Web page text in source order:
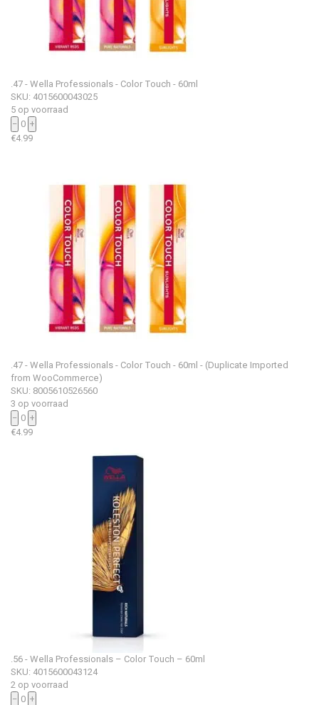
.47 - Wella Professionals - Color Touch - 60ml
SKU: 4015600043025
5 op voorraad
− 0 +
€4.99
.47 - Wella Professionals - Color Touch - 60ml - (Duplicate Imported
from WooCommerce)
SKU: 8005610526560
3 op voorraad
− 0 +
€4.99
.56 - Wella Professionals – Color Touch – 60ml
SKU: 4015600043124
2 op voorraad
− 0 +